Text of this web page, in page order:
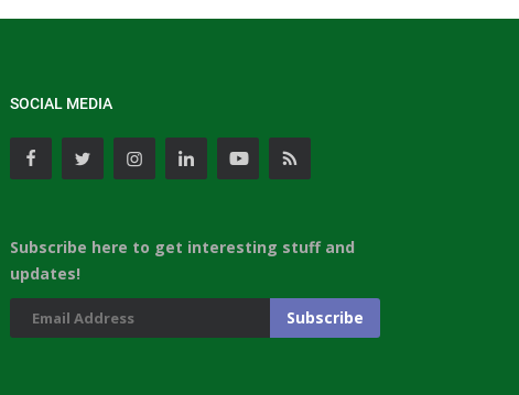
SOCIAL MEDIA
Subscribe here to get interesting stuff and
updates!